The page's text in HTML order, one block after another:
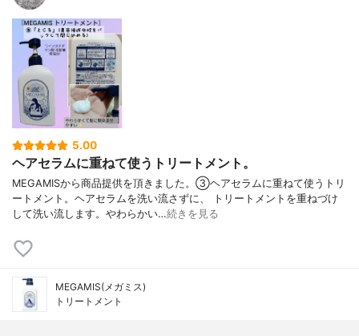
5.00
ヘアセラムに重ねて使うトリートメント。
MEGAMISから商品提供を頂きました。③ヘアセラムに重ねて使うトリ
ートメント。ヘアセラムを洗い流さずに、 トリートメントを重ねづけ
して洗い流します。やわらかい…続きを見る
MEGAMIS(メガミス)
トリートメント